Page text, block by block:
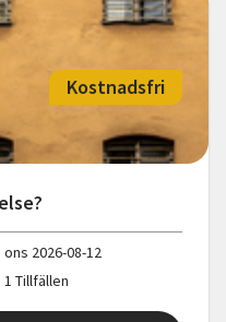
Kostnadsfri
ons 2026-08-12
1 Tillfällen